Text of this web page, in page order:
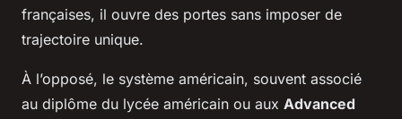
françaises, il ouvre des portes sans imposer de
trajectoire unique.
À l’opposé, le système américain, souvent associé
au diplôme du lycée américain ou aux Advanced